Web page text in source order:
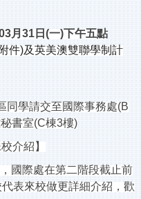
月31日(一)下午五點
件)及英美澳雙聯學制計
同學請交至國際事務處(B
書室(C棟3樓)
介紹 】
國際處在第二階段截止前
表來校做更詳細介紹， 歡